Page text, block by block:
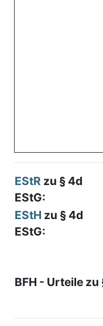
EStR zu § 4d
EStG:
EStH zu § 4d
EStG:
BFH - Urteile zu